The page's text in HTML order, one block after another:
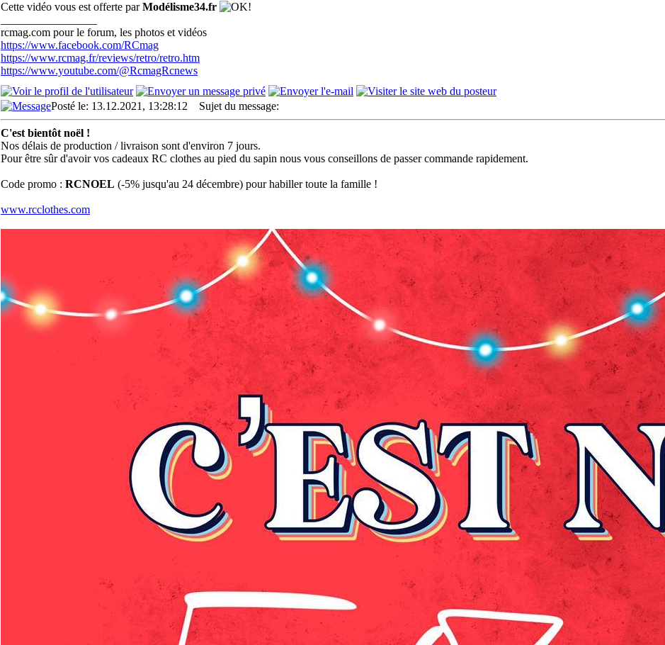
Cette vidéo vous est offerte parModélisme34.fr
rcmag.com pour le forum, les photos et vidéos
https://www.facebook.com/RCmag
https://www.rcmag.fr/reviews/retro/retro.htm
https://www.youtube.com/@RcmagRcnews
Posté le: 13.12.2021, 13:28:12 Sujet du message:
C'est bientôt noël !
Nos délais de production / livraison sont d'environ 7 jours.
Pour être sûr d'avoir vos cadeaux RC clothes au pied du sapin nous vous conseillons de passer commande rapidement.
Code promo : RCNOEL (-5% jusqu'au 24 décembre) pour habiller toute la famille !
www.rcclothes.com